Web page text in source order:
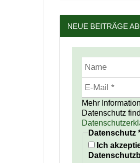
NEUE BEITRÄGE
Mehr
Datenschutz
Datenschutz
Ich